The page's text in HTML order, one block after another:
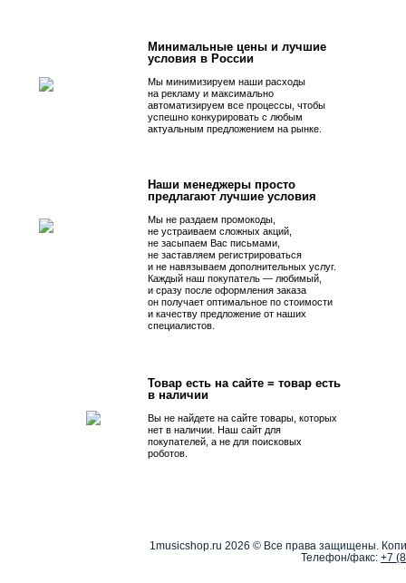
Минимальные цены и лучшие
условия в России
Мы минимизируем наши расходы
на рекламу и максимально
автоматизируем все процессы, чтобы
успешно конкурировать с любым
актуальным предложением на рынке.
Наши менеджеры просто
предлагают лучшие условия
Мы не раздаем промокоды,
не устраиваем сложных акций,
не засыпаем Вас письмами,
не заставляем регистрироваться
и не навязываем дополнительных услуг.
Каждый наш покупатель — любимый,
и сразу после оформления заказа
он получает оптимальное по стоимости
и качеству предложение от наших
специалистов.
Товар есть на сайте = товар есть
в наличии
Вы не найдете на сайте товары, которых
нет в наличии. Наш сайт для
покупателей, а не для поисковых
роботов.
1musicshop.ru 2026 © Все права защищены.
Телефон/факс: +7